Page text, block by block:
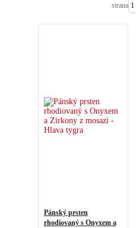
strana
Pánský prsten
rhodiovaný s Onyxem a